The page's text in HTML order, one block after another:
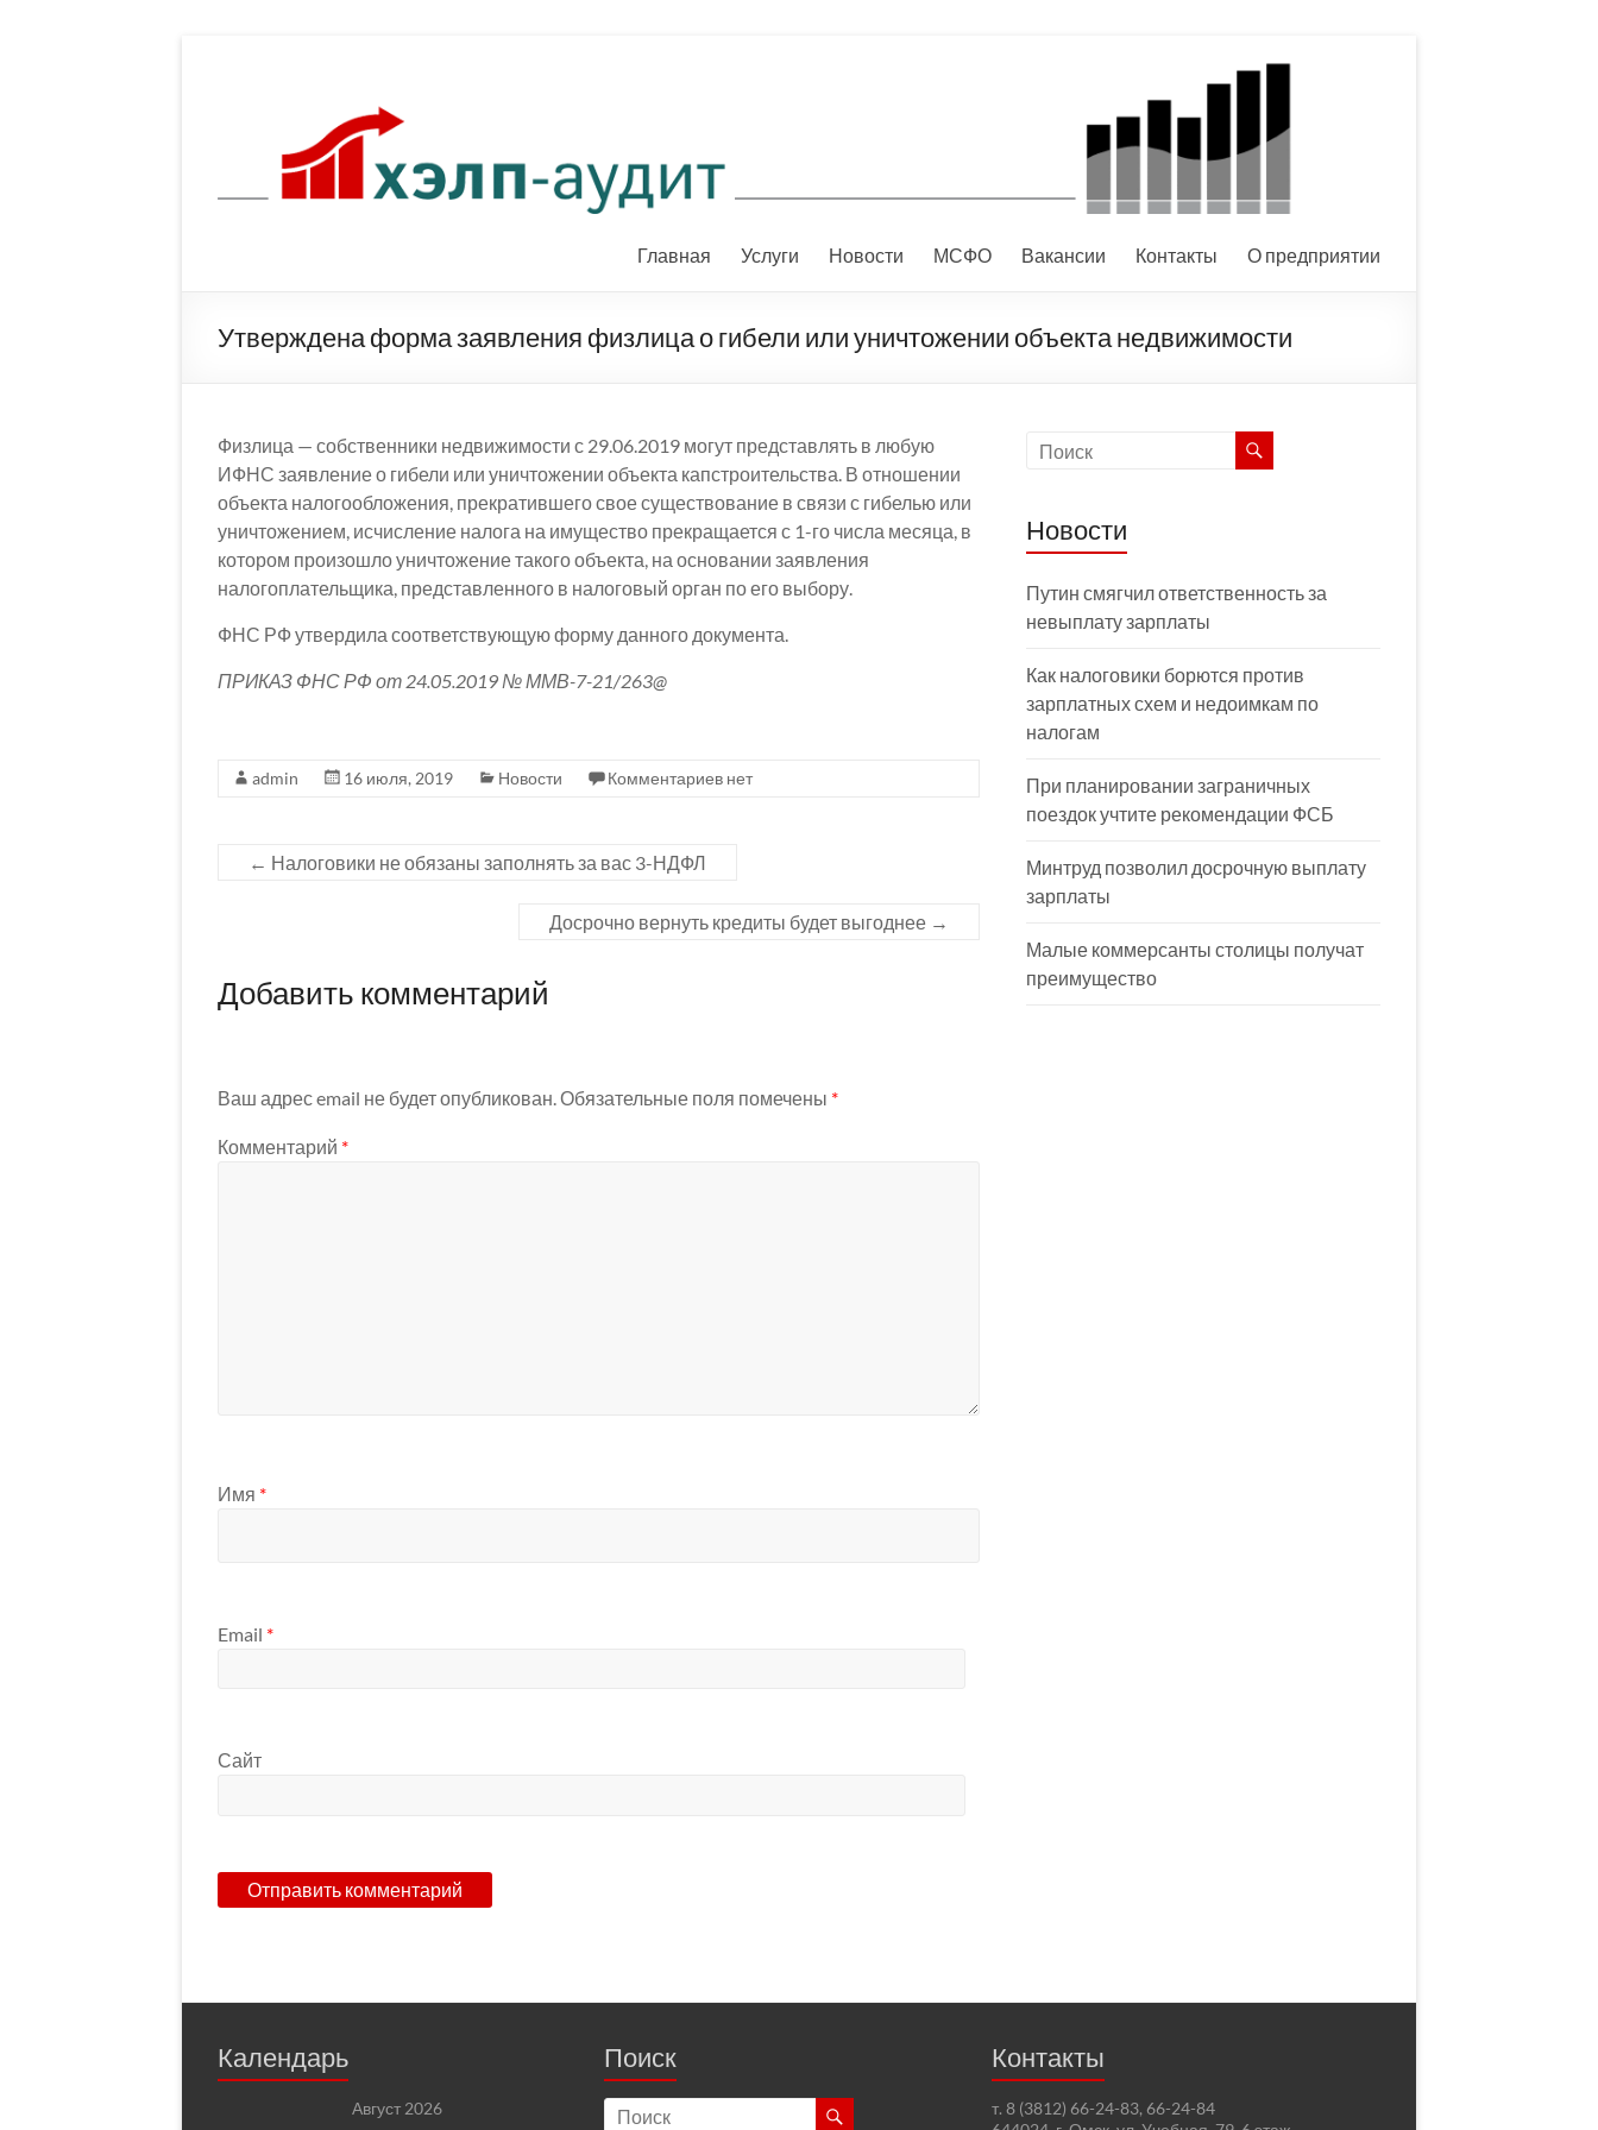
Главная Услуги Новости МСФО Вакансии Контакты О предприятии
Утверждена форма заявления физлица о гибели или уничтожении объекта недвижимости
Физлица — собственники недвижимости с 29.06.2019 могут представлять в любую
ИФНС заявление о гибели или уничтожении объекта капстроительства. В отношении
объекта налогообложения, прекратившего свое существование в связи с гибелью или
уничтожением, исчисление налога на имущество прекращается с 1-го числа месяца, в
котором произошло уничтожение такого объекта, на основании заявления
налогоплательщика, представленного в налоговый орган по его выбору.
ФНС РФ утвердила соответствующую форму данного документа.
ПРИКАЗ ФНС РФ от 24.05.2019 № ММВ-7-21/263@
admin 16 июля, 2019 Новости Комментариев нет
← Налоговики не обязаны заполнять за вас 3-НДФЛ
Досрочно вернуть кредиты будет выгоднее →
Добавить комментарий
Ваш адрес email не будет опубликован. Обязательные поля помечены *
Комментарий *
Имя *
Email *
Сайт
Новости
Путин смягчил ответственность за
невыплату зарплаты
Как налоговики борются против
зарплатных схем и недоимкам по
налогам
При планировании заграничных
поездок учтите рекомендации ФСБ
Минтруд позволил досрочную выплату
зарплаты
Малые коммерсанты столицы получат
преимущество
Календарь
Август 2026
Поиск Контакты
т. 8 (3812) 66-24-83, 66-24-84